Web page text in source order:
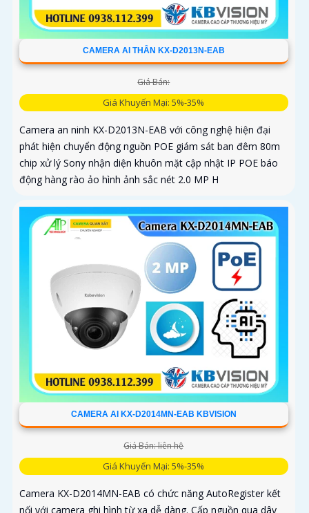
CAMERA AI THÂN KX-D2013N-EAB
Giá Bán:
Giá Khuyến Mại: 5%-35%
Camera an ninh KX-D2013N-EAB với công nghệ hiện đại
phát hiện chuyển động nguồn POE giám sát ban đêm 80m
chip xử lý Sony nhận diện khuôn mặt cập nhật IP POE báo
động hàng rào ảo hình ảnh sắc nét 2.0 MP H
CAMERA AI KX-D2014MN-EAB KBVISION
Giá Bán: liên hệ
Giá Khuyến Mại: 5%-35%
Camera KX-D2014MN-EAB có chức năng AutoRegister kết
nối với camera ghi hình từ xa dễ dàng. Cấp nguồn qua dây